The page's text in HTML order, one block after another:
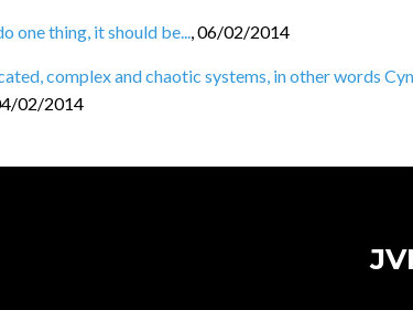
one thing, it should be...,06/02/2014
complex and chaotic systems, in other words
02/2014